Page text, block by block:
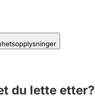
du lette etter?